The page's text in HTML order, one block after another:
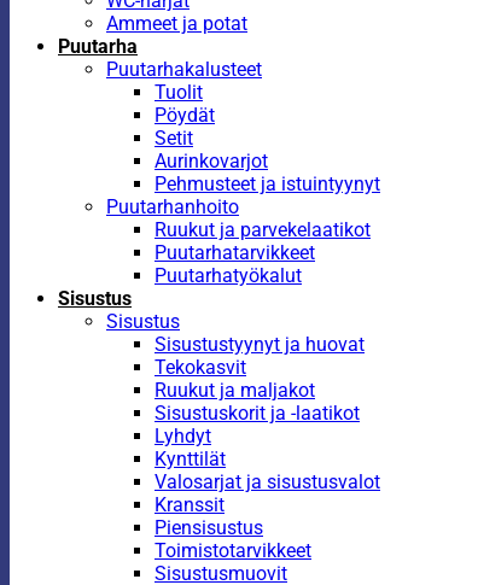
Ammeet ja potat
Puutarha
Puutarhakalusteet
Tuolit
Pöydät
Setit
Aurinkovarjot
Pehmusteet ja istuintyynyt
Puutarhanhoito
Ruukut ja parvekelaatikot
Puutarhatarvikkeet
Puutarhatyökalut
Sisustus
Sisustus
Sisustustyynyt ja huovat
Tekokasvit
Ruukut ja maljakot
Sisustuskorit ja -laatikot
Lyhdyt
Kynttilät
Valosarjat ja sisustusvalot
Kranssit
Piensisustus
Toimistotarvikkeet
Sisustusmuovit